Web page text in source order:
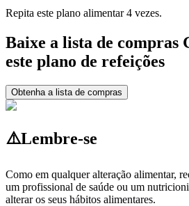
Repita este plano alimentar 4 vezes.
Baixe a lista de compras
este plano de refeições
Obtenha a lista de compras
⚠️Lembre-se
Como em qualquer alteração alimentar,
um profissional de saúde ou um
alterar os seus hábitos alimentares.